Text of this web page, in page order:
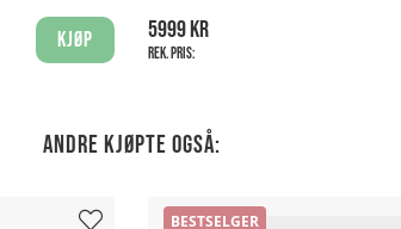
Kjøp 5999 kr
Rek. pris:
Andre kjøpte også:
BESTSELGER